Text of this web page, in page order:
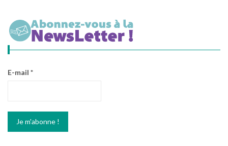
E-mail *